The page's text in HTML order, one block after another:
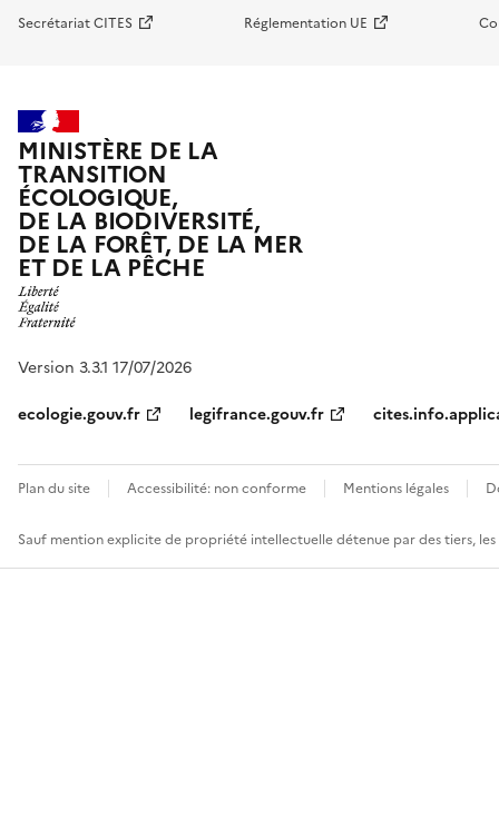
Secrétariat CITES Réglementation UE
MINISTÈRE DE LA
TRANSITION
ÉCOLOGIQUE,
DE LA BIODIVERSITÉ,
DE LA FORÊT, DE LA MER
ET DE LA PÊCHE
Version 3.3.1 17/07/2026
ecologie.gouv.fr
legifrance.gouv.fr
Plan du site Accessibilité: non conforme Mentions légales
Sauf mention explicite de propriété intellectuelle détenue par des tiers,